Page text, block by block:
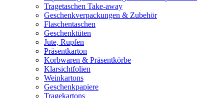
Tragetaschen Take-away
Geschenkverpackungen & Zubehör
Flaschentaschen
Geschenktüten
Jute, Rupfen
Präsentkarton
Korbwaren & Präsentkörbe
Klarsichtfolien
Weinkartons
Geschenkpapiere
Tragekartons